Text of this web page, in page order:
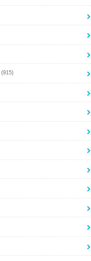
(915)